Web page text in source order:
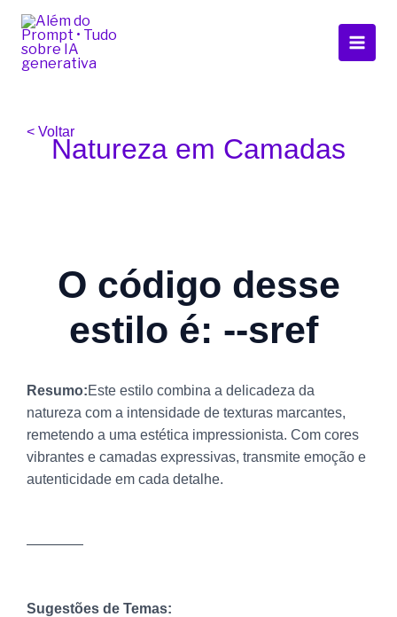
para
conteúdo
< Voltar
Natureza em Camadas
O código desse
estilo é: --sref
Resumo:Este estilo combina a delicadeza da
natureza com a intensidade de texturas marcantes,
remetendo a uma estética impressionista. Com cores
vibrantes e camadas expressivas, transmite emoção e
autenticidade em cada detalhe.
————
Sugestões de Temas: